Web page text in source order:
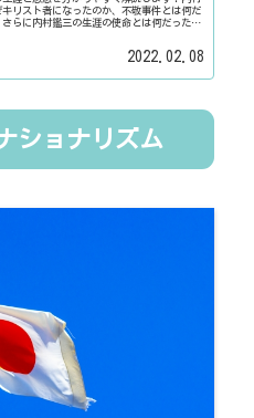
キリスト者になったのか、不敬事件とは何だ
さらに内村鑑三の生涯の使命とは何だったの
2022.02.08
ショナリズム